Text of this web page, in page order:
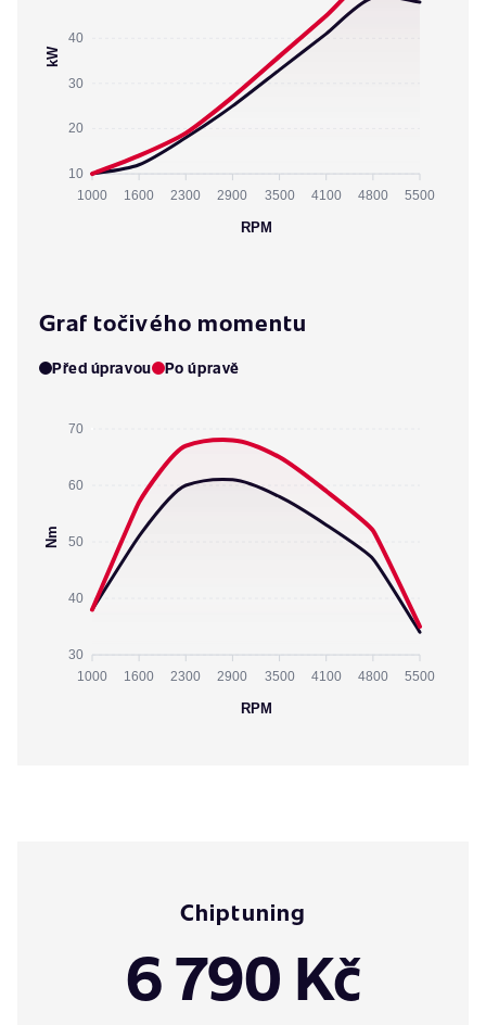
40
30
20
10
kW
1000 1600 2300 2900 3500 4100 4800 5500
RPM
Graf točivého momentu
Před úpravou Po úpravě
70
60
50
40
30
Nm
1000 1600 2300 2900 3500 4100 4800 5500
RPM
Chiptuning
6 790 Kč